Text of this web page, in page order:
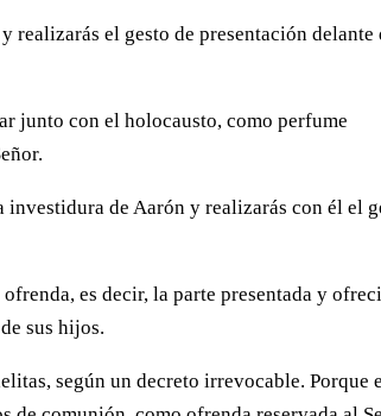
realizarás el gesto de presentación delante
junto con el holocausto, como perfume
de Aarón y realizarás con él el
es decir, la parte presentada y
sus hijos.
según un decreto irrevocable. Porque